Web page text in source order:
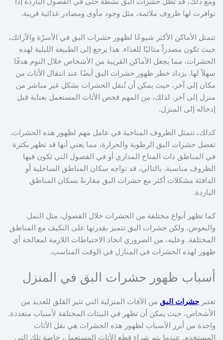
ومع ذلك، قد تظل حشرات البق نشطة حتى في الفصول الباردة إذا
توافرت لها ظروف ملائمة، مثل وجود مأوى ومصادر غذائية قريبة.
تتمثل الأماكن الأكثر شيوعًا لظهور حشرات البق في الأسرّة والأرائك،
حيث تكون مصدراً مثاليًا للغذاء. هذا يرجع إلى الطبيعة الليلية لهذه
الحشرات، مما يجعل الأماكن القريبة من الأشخاص خلال النوم هدفًا
سهلاً لها. يزداد خطر ظهور حشرات البق أيضًا عند انتقال الأثاث من
مكان إلى آخر، حيث يمكن أن تُنقل الحشرات بشكل غير مباشر من
منزل إلى آخر. لذلك، من المهم فحص الأثاث المستعمل بعناية قبل
إدخاله إلى المنزل.
كذلك، تتمثل الظروف المناخية في عامل مهم لظهور هذه الحشرات.
تفضل حشرات البق الرطوبة والحرارة، مما يعني أنها قد تظهر بكثرة
في المناطق ذات المناخ المداري أو في الفصول التي تكون فيها
الظروف مناسبة. بالتالي، قد تواجه سكان المناطق الساحلية أو
الدافئة مشكلات أكثر مع حشرات البق مقارنةً بسكان المناطق
الباردة.
كما تظهر أنواع مختلفة من الحشرات خلال الفصول، مثل النمل
والبعوض، ولكن حشرات البق تتميز بقدرتها على التكيف مع المناطق
المختلفة. وعليه، من الضروري اتخاذ الاحتياطات اللازمة لمعالجة أي
ظهور لهذه الحشرات في المنازل في الوقت المناسب.
أسباب ظهور حشرات البق في المنزل
تعتبر حشرات البق من الآفات المنزلية التي تثير القلق للعديد من
الأشخاص، حيث يمكن أن تظهر في البيئات المختلفة لأسباب متعددة.
واحدة من أبرز الأسباب لظهور هذه الحشرات هي نقل الأثاث
المستخدم. عندما يتم شراء قطع الأثاث المستعمل، خاصة تلك التي